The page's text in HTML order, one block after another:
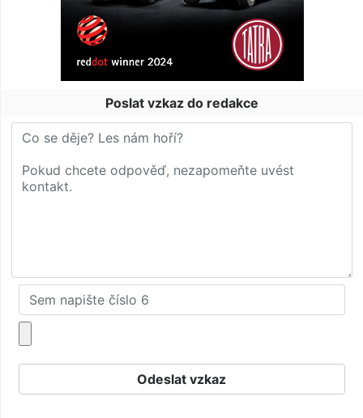
Poslat vzkaz do redakce